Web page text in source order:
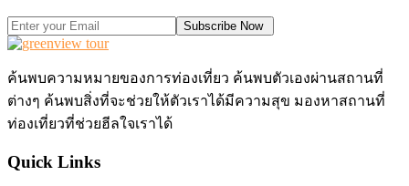
Subscribe Now
ค้นพบความหมายของการท่องเที่ยว ค้นพบตัวเองผ่านสถานที่
ต่างๆ ค้นพบสิ่งที่จะช่วยให้ตัวเราได้มีความสุข มองหาสถานที่
ท่องเที่ยวที่ช่วยฮีลใจเราได้
Quick Links